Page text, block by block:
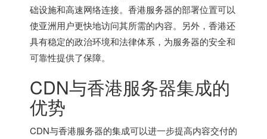
础设施和高速网络连接。 香港服务器的部署位置可以
使亚洲用户更快地访问其所需的内容。另外，香港还
具有稳定的政治环境和法律体系，为服务器的安全和
可靠性提供了保障。
CDN与香港服务器集成的
优势
CDN与香港服务器的集成可以进一步提高内容交付的